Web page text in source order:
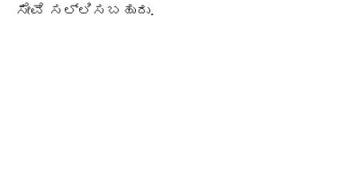
ಸೇವೆ ಸಲ್ಲಿಸಬಹುದು.